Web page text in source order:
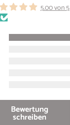
5.00 von 5
Bewertung
schreiben